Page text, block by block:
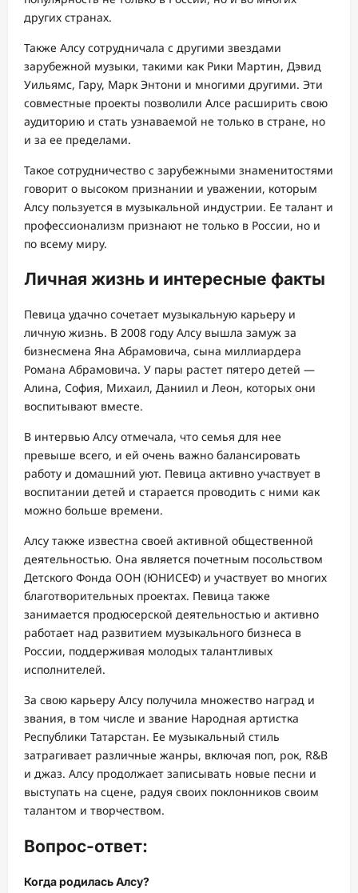
других странах.
Также Алсу сотрудничала с другими звездами
зарубежной музыки, такими как Рики Мартин, Дэвид
Уильямс, Гару, Марк Энтони и многими другими. Эти
совместные проекты позволили Алсе расширить свою
аудиторию и стать узнаваемой не только в стране, но
и за ее пределами.
Такое сотрудничество с зарубежными знаменитостями
говорит о высоком признании и уважении, которым
Алсу пользуется в музыкальной индустрии. Ее талант и
профессионализм признают не только в России, но и
по всему миру.
Личная жизнь и интересные факты
Певица удачно сочетает музыкальную карьеру и
личную жизнь. В 2008 году Алсу вышла замуж за
бизнесмена Яна Абрамовича, сына миллиардера
Романа Абрамовича. У пары растет пятеро детей —
Алина, София, Михаил, Даниил и Леон, которых они
воспитывают вместе.
В интервью Алсу отмечала, что семья для нее
превыше всего, и ей очень важно балансировать
работу и домашний уют. Певица активно участвует в
воспитании детей и старается проводить с ними как
можно больше времени.
Алсу также известна своей активной общественной
деятельностью. Она является почетным посольством
Детского Фонда ООН (ЮНИСЕФ) и участвует во многих
благотворительных проектах. Певица также
занимается продюсерской деятельностью и активно
работает над развитием музыкального бизнеса в
России, поддерживая молодых талантливых
исполнителей.
За свою карьеру Алсу получила множество наград и
звания, в том числе и звание Народная артистка
Республики Татарстан. Ее музыкальный стиль
затрагивает различные жанры, включая поп, рок, R&B
и джаз. Алсу продолжает записывать новые песни и
выступать на сцене, радуя своих поклонников своим
талантом и творчеством.
Вопрос-ответ:
Когда родилась Алсу?